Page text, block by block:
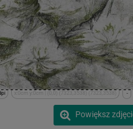
-
x:0cm y:0cm | (0,0) (7323,3538) (7323,3538)
Powiększ